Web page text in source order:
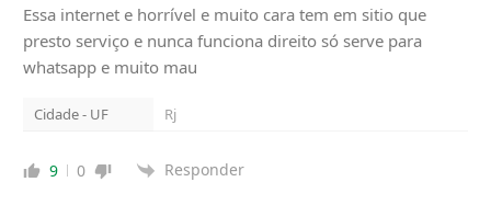
Essa internet e horrível e muito cara tem em sitio que
presto serviço e nunca funciona direito só serve para
whatsapp e muito mau
Cidade - UF Rj
9 0 Responder